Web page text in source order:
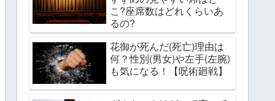
こ?座席数はどれくらいあ
るの?
花御が死んだ(死亡)理由は
何？性別(男女)や左手(左腕)
も気になる！【呪術廻戦】